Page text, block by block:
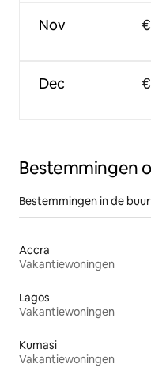
Nov
Dec
Bestemmingen
Bestemmingen in de
Accra
Vakantiewoningen
Lagos
Vakantiewoningen
Kumasi
Vakantiewoningen